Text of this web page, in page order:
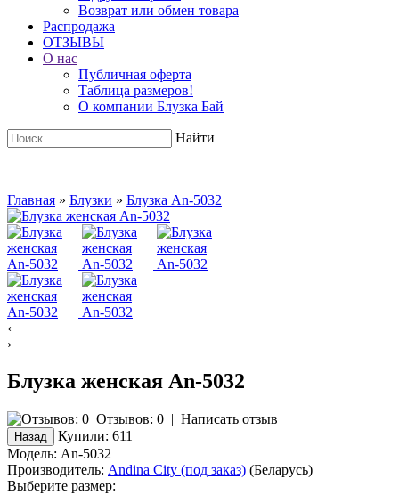
Возврат или обмен товара
Распродажа
ОТЗЫВЫ
О нас
Публичная оферта
Таблица размеров!
О компании Блузка Бай
Найти
Главная » Блузки » Блузка An-5032
‹
›
Блузка женская An-5032
Отзывов: 0 | Написать отзыв
Купили: 611
Модель: An-5032
Производитель: Andina City (под заказ) (Беларусь)
Выберите размер: